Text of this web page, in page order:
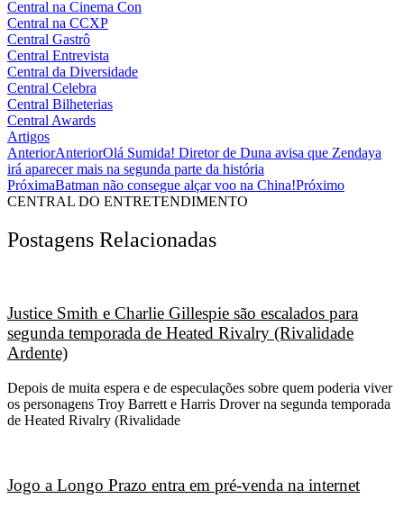
Central na Cinema Con
Central na CCXP
Central Gastrô
Central Entrevista
Central da Diversidade
Central Celebra
Central Bilheterias
Central Awards
Artigos
AnteriorAnteriorOlá Sumida! Diretor de Duna avisa que Zendaya
irá aparecer mais na segunda parte da história
PróximaBatman não consegue alçar voo na China!Próximo
CENTRAL DO ENTRETENDIMENTO
Postagens Relacionadas
Justice Smith e Charlie Gillespie são escalados para
segunda temporada de Heated Rivalry (Rivalidade
Ardente)
Depois de muita espera e de especulações sobre quem poderia viver
os personagens Troy Barrett e Harris Drover na segunda temporada
de Heated Rivalry (Rivalidade
Jogo a Longo Prazo entra em pré-venda na internet